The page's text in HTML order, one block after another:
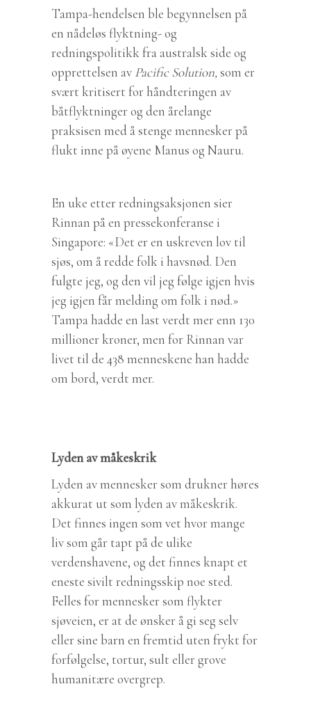
Tampa-hendelsen ble begynnelsen på
en nådeløs flyktning- og
redningspolitikk fra australsk side og
opprettelsen av Pacific Solution, som er
svært kritisert for håndteringen av
båtflyktninger og den årelange
praksisen med å stenge mennesker på
flukt inne på øyene Manus og Nauru.
En uke etter redningsaksjonen sier
Rinnan på en pressekonferanse i
Singapore: «Det er en uskreven lov til
sjøs, om å redde folk i havsnød. Den
fulgte jeg, og den vil jeg følge igjen hvis
jeg igjen får melding om folk i nød.»
Tampa hadde en last verdt mer enn 130
millioner kroner, men for Rinnan var
livet til de 438 menneskene han hadde
om bord, verdt mer.
Lyden av måkeskrik
Lyden av mennesker som drukner høres
akkurat ut som lyden av måkeskrik.
Det finnes ingen som vet hvor mange
liv som går tapt på de ulike
verdenshavene, og det finnes knapt et
eneste sivilt redningsskip noe sted.
Felles for mennesker som flykter
sjøveien, er at de ønsker å gi seg selv
eller sine barn en fremtid uten frykt for
forfølgelse, tortur, sult eller grove
humanitære overgrep.